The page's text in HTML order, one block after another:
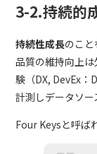
3-2.持続的
持続性成長のこ
品質の維持向上
験（DX, DevEx
計測しデータソー
Four Keysと呼ば